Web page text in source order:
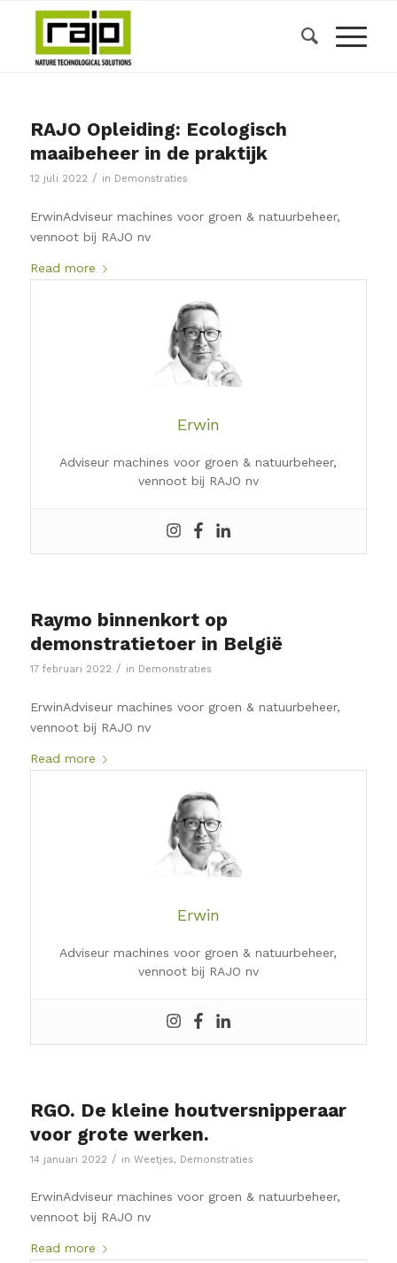
RAJO Opleiding: Ecologisch
maaibeheer in de praktijk
12 juli 2022 / in Demonstraties
ErwinAdviseur machines voor groen & natuurbeheer,
vennoot bij RAJO nv
Read more
Erwin
Adviseur machines voor groen & natuurbeheer,
vennoot bij RAJO nv
Raymo binnenkort op
demonstratietoer in België
17 februari 2022 / in Demonstraties
ErwinAdviseur machines voor groen & natuurbeheer,
vennoot bij RAJO nv
Read more
Erwin
Adviseur machines voor groen & natuurbeheer,
vennoot bij RAJO nv
RGO. De kleine houtversnipperaar
voor grote werken.
14 januari 2022 / in Weetjes, Demonstraties
ErwinAdviseur machines voor groen & natuurbeheer,
vennoot bij RAJO nv
Read more